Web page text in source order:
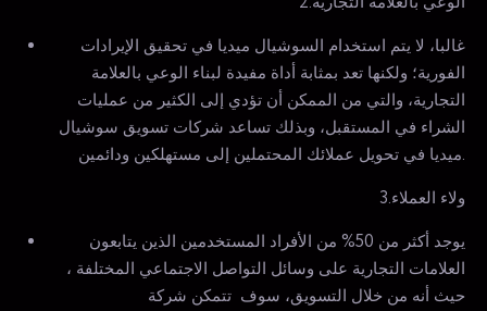
غالبا، لا يتم استخدام السوشيال ميديا في تحقيق الإيرادات
الفورية؛ ولكنها تعد بمثابة أداة مفيدة لبناء الوعي بالعلامة
التجارية، والتي من الممكن أن تؤدي إلى الكثير من عمليات
الشراء في المستقبل، وبذلك تساعد شركات تسويق سوشيال
ميديا في تحويل عملائك المحتملين إلى مستهلكين ودائمين.
3.ولاء العملاء
يوجد أكثر من 50% من الأفراد المستخدمين الذين يتابعون
العلامات التجارية على وسائل التواصل الاجتماعي المختلفة ،
حيث أنه من خلال التسويق، سوف تتمكن شركة